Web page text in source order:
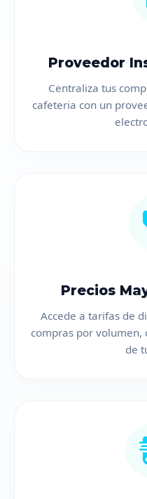
Proveedor
Centraliza tus
cafeteria con un
Precios
Accede a tarifas de
compras por
de